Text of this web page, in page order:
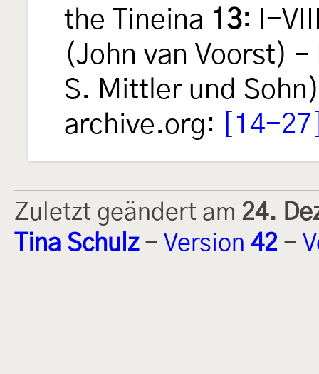
the Tineina 13: I-
(John van Voorst)
S. Mittler und
archive.org:
[14-
Zuletzt geändert am 24.
Tina Schulz- Version 42 -